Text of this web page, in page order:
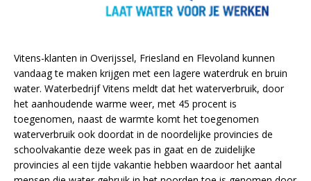
Vitens-klanten in Overijssel, Friesland en Flevoland kunnen
vandaag te maken krijgen met een lagere waterdruk en bruin
water. Waterbedrijf Vitens meldt dat het waterverbruik, door
het aanhoudende warme weer, met 45 procent is
toegenomen, naast de warmte komt het toegenomen
waterverbruik ook doordat in de noordelijke provincies de
schoolvakantie deze week pas in gaat en de zuidelijke
provincies al een tijde vakantie hebben waardoor het aantal